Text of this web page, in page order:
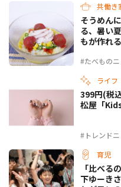
共働き
#たべものニ
そうめん
る、暑い
もが作れ
ライフ
#トレンドニ
399円(税
松屋「
育児
「比べる
下ゆーき